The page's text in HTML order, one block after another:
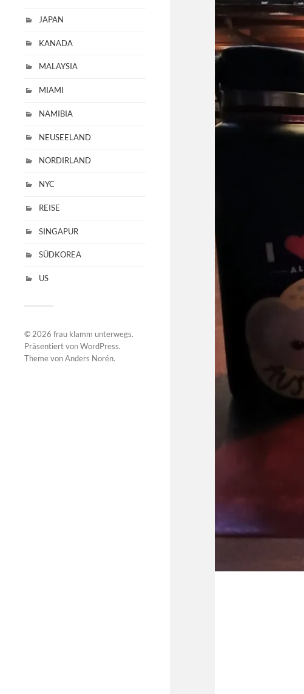
JAPAN
KANADA
MALAYSIA
MIAMI
NAMIBIA
NEUSEELAND
NORDIRLAND
NYC
REISE
SINGAPUR
SÜDKOREA
US
© 2026 frau klamm unterwegs.
Präsentiert vonWordPress.
Theme vonAnders Norén.